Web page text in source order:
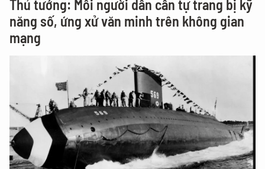
Thủ tướng: Mỗi người dân cần tự trang bị kỹ
năng số, ứng xử văn minh trên không gian
mạng